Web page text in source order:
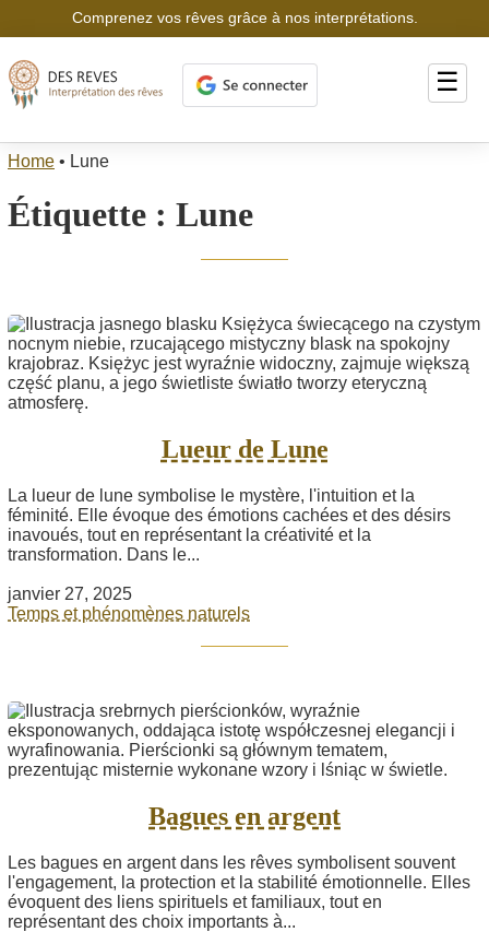
Comprenez vos rêves grâce à nos interprétations.
☰
Home • Lune
Étiquette : Lune
Lueur de Lune
La lueur de lune symbolise le mystère, l'intuition et la
féminité. Elle évoque des émotions cachées et des désirs
inavoués, tout en représentant la créativité et la
transformation. Dans le...
janvier 27, 2025
Temps et phénomènes naturels
Bagues en argent
Les bagues en argent dans les rêves symbolisent souvent
l'engagement, la protection et la stabilité émotionnelle. Elles
évoquent des liens spirituels et familiaux, tout en
représentant des choix importants à...